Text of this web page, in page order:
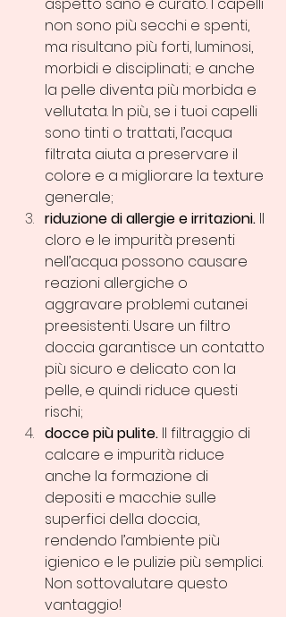
aspetto sano e curato. I capelli
non sono più secchi e spenti,
ma risultano più forti, luminosi,
morbidi e disciplinati; e anche
la pelle diventa più morbida e
vellutata. In più, se i tuoi capelli
sono tinti o trattati, l’acqua
filtrata aiuta a preservare il
colore e a migliorare la texture
generale;
riduzione di allergie e irritazioni. Il
cloro e le impurità presenti
nell’acqua possono causare
reazioni allergiche o
aggravare problemi cutanei
preesistenti. Usare un filtro
doccia garantisce un contatto
più sicuro e delicato con la
pelle, e quindi riduce questi
rischi;
docce più pulite. Il filtraggio di
calcare e impurità riduce
anche la formazione di
depositi e macchie sulle
superfici della doccia,
rendendo l’ambiente più
igienico e le pulizie più semplici.
Non sottovalutare questo
vantaggio!